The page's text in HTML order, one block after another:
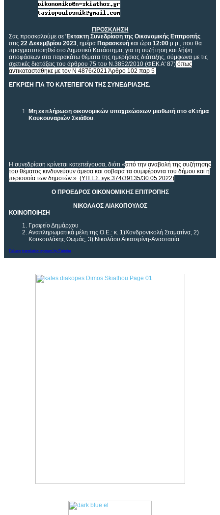
ΠΡΟΣΚΛΗΣΗ
Σας προσκαλούμε σε Έκτακτη Συνεδρίαση της Οικονομικής Επιτροπής
στις 22 Δεκεμβρίου 2023, ημέρα Παρασκευή και ώρα 12:00 μ.μ., που θα
πραγματοποιηθεί στο Δημοτικό Κατάστημα, για τη συζήτηση και λήψη
αποφάσεων στα παρακάτω θέματα της ημερήσιας διάταξης, σύμφωνα με τις
σχετικές διατάξεις του άρθρου 75 του Ν.3852/2010 (ΦΕΚ Α' 87) όπως
αντικαταστάθηκε με τον Ν 4876/2021 Άρθρο 102 παρ 5
ΕΓΚΡΙΣΗ ΓΙΑ ΤΟ ΚΑΤΕΠΕΙΓΟΝ ΤΗΣ ΣΥΝΕΔΡΙΑΣΗΣ.
Μη εκπλήρωση οικονομικών υποχρεώσεων μισθωτή στο «Κτήμα
Κουκουναριών Σκιάθου.
Η συνεδρίαση κρίνεται κατεπείγουσα, διότι «από την αναβολή της συζήτησης
του θέματος κινδυνεύουν άμεσα και σοβαρά τα συμφέροντα του δήμου και η
περιουσία των δημοτών.» (ΥΠ.ΕΣ. εγκ.374/39135/30.05.2022)
Ο ΠΡΟΕΔΡΟΣ ΟΙΚΟΝΟΜΙΚΗΣ ΕΠΙΤΡΟΠΗΣ
ΝΙΚΟΛΑΟΣ ΛΙΑΚΟΠΟΥΛΟΣ
ΚΟΙΝΟΠΟΙΗΣΗ
Γραφείο Δημάρχου
Αναπληρωματικά μέλη της Ο.Ε.: κ. 1)Χονδρονικολή Σταματίνα, 2)
Κουκουλάκης Θωμάς, 3) Νικολάου Αικατερίνη-Αναστασία
FaLang translation system by Faboba